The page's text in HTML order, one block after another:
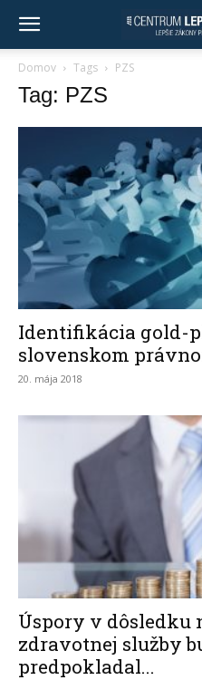
Domov Tags PZS
Tag: PZS
Identifikácia gold-
slovenskom
20. mája 2018
Úspory v dôsledku
zdravotnej služby
predpokladal...